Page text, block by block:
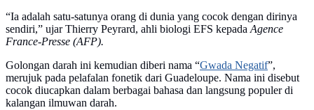
“Ia adalah satu-satunya orang di dunia yang cocok dengan dirinya
sendiri,” ujar Thierry Peyrard, ahli biologi EFS kepada Agence
France-Presse (AFP).
Golongan darah ini kemudian diberi nama “Gwada Negatif”,
merujuk pada pelafalan fonetik dari Guadeloupe. Nama ini disebut
cocok diucapkan dalam berbagai bahasa dan langsung populer di
kalangan ilmuwan darah.